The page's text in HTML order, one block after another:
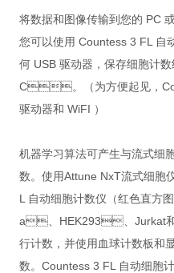
将数据和图像传输到您的 PC
您可以使用 Countess 3 FL 自
何 USB 驱动器，保存细胞
C。（为方便起见，
驱动器和 WiFI ）
机器学习算法可产生与流式细
数。使用Attune NxT流式细胞
L 自动细胞计数仪（红色直
a、HEK293、Jurkat和
行计数，并使用血球计数板
数。Countess 3 FL 自动细